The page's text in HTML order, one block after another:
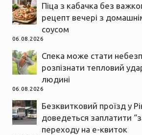
Піца з кабачка без
рецепт вечері з
соусом
06.08.2026
Спека може стати
розпізнати тепловий
людині
06.08.2026
Безквитковий проїзд у
доведеться заплатити
переходу на е-квиток